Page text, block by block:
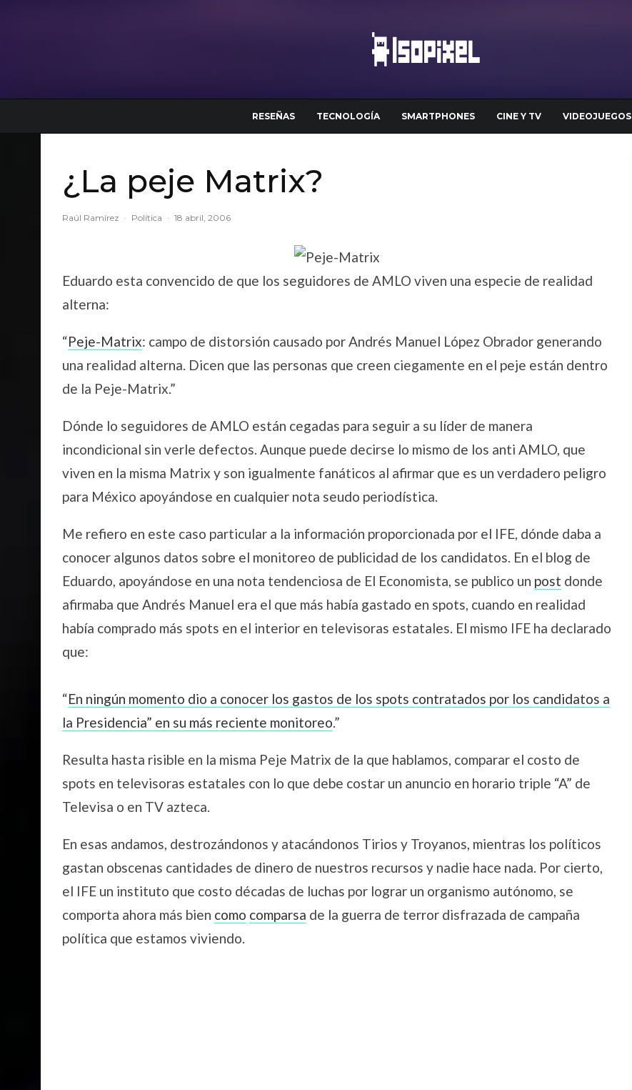
RESEÑAS TECNOLOGÍA SMARTPHONES CINE Y TV VIDEOJUEGOS
¿La peje Matrix?
Raúl Ramírez · Política · 18 abril, 2006
Eduardo esta convencido de que los seguidores de AMLO viven una especie de realidad
alterna:
“Peje-Matrix: campo de distorsión causado por Andrés Manuel López Obrador generando
una realidad alterna. Dicen que las personas que creen ciegamente en el peje están dentro
de la Peje-Matrix.”
Dónde lo seguidores de AMLO están cegadas para seguir a su líder de manera
incondicional sin verle defectos. Aunque puede decirse lo mismo de los anti AMLO, que
viven en la misma Matrix y son igualmente fanáticos al afirmar que es un verdadero peligro
para México apoyándose en cualquier nota seudo periodística.
Me refiero en este caso particular a la información proporcionada por el IFE, dónde daba a
conocer algunos datos sobre el monitoreo de publicidad de los candidatos. En el blog de
Eduardo, apoyándose en una nota tendenciosa de El Economista, se publico un post donde
afirmaba que Andrés Manuel era el que más había gastado en spots, cuando en realidad
había comprado más spots en el interior en televisoras estatales. El mismo IFE ha declarado
que:
“En ningún momento dio a conocer los gastos de los spots contratados por los candidatos a
la Presidencia” en su más reciente monitoreo.”
Resulta hasta risible en la misma Peje Matrix de la que hablamos, comparar el costo de
spots en televisoras estatales con lo que debe costar un anuncio en horario triple “A” de
Televisa o en TV azteca.
En esas andamos, destrozándonos y atacándonos Tirios y Troyanos, mientras los políticos
gastan obscenas cantidades de dinero de nuestros recursos y nadie hace nada. Por cierto,
el IFE un instituto que costo décadas de luchas por lograr un organismo autónomo, se
comporta ahora más bien como comparsa de la guerra de terror disfrazada de campaña
política que estamos viviendo.